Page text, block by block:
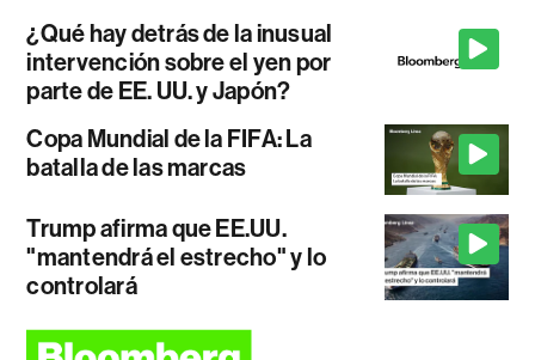
¿Qué hay detrás de la inusual
intervención sobre el yen por
parte de EE. UU. y Japón?
Copa Mundial de la FIFA: La
batalla de las marcas
Trump afirma que EE.UU.
"mantendrá el estrecho" y lo
controlará